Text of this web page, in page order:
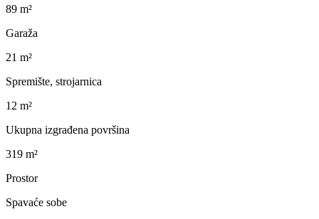
89 m²
Garaža
21 m²
Spremište, strojarnica
12 m²
Ukupna izgrađena površina
319 m²
Prostor
Spavaće sobe